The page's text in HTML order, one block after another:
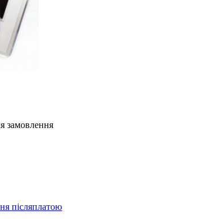
замовлення
післяплатою